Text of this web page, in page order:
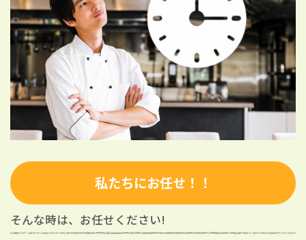
私たちにお任せ！！
そんな時は、お任せください!